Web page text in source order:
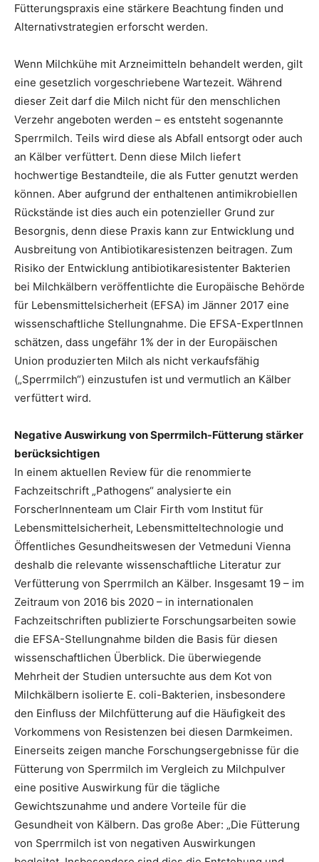
Fütterungspraxis eine stärkere Beachtung finden und
Alternativstrategien erforscht werden.
Wenn Milchkühe mit Arzneimitteln behandelt werden, gilt
eine gesetzlich vorgeschriebene Wartezeit. Während
dieser Zeit darf die Milch nicht für den menschlichen
Verzehr angeboten werden – es entsteht sogenannte
Sperrmilch. Teils wird diese als Abfall entsorgt oder auch
an Kälber verfüttert. Denn diese Milch liefert
hochwertige Bestandteile, die als Futter genutzt werden
können. Aber aufgrund der enthaltenen antimikrobiellen
Rückstände ist dies auch ein potenzieller Grund zur
Besorgnis, denn diese Praxis kann zur Entwicklung und
Ausbreitung von Antibiotikaresistenzen beitragen. Zum
Risiko der Entwicklung antibiotikaresistenter Bakterien
bei Milchkälbern veröffentlichte die Europäische Behörde
für Lebensmittelsicherheit (EFSA) im Jänner 2017 eine
wissenschaftliche Stellungnahme. Die EFSA-ExpertInnen
schätzen, dass ungefähr 1% der in der Europäischen
Union produzierten Milch als nicht verkaufsfähig
(„Sperrmilch“) einzustufen ist und vermutlich an Kälber
verfüttert wird.
Negative Auswirkung von Sperrmilch-Fütterung stärker
berücksichtigen
In einem aktuellen Review für die renommierte
Fachzeitschrift „Pathogens“ analysierte ein
ForscherInnenteam um Clair Firth vom Institut für
Lebensmittelsicherheit, Lebensmitteltechnologie und
Öffentliches Gesundheitswesen der Vetmeduni Vienna
deshalb die relevante wissenschaftliche Literatur zur
Verfütterung von Sperrmilch an Kälber. Insgesamt 19 – im
Zeitraum von 2016 bis 2020 – in internationalen
Fachzeitschriften publizierte Forschungsarbeiten sowie
die EFSA-Stellungnahme bilden die Basis für diesen
wissenschaftlichen Überblick. Die überwiegende
Mehrheit der Studien untersuchte aus dem Kot von
Milchkälbern isolierte E. coli-Bakterien, insbesondere
den Einfluss der Milchfütterung auf die Häufigkeit des
Vorkommens von Resistenzen bei diesen Darmkeimen.
Einerseits zeigen manche Forschungsergebnisse für die
Fütterung von Sperrmilch im Vergleich zu Milchpulver
eine positive Auswirkung für die tägliche
Gewichtszunahme und andere Vorteile für die
Gesundheit von Kälbern. Das große Aber: „Die Fütterung
von Sperrmilch ist von negativen Auswirkungen